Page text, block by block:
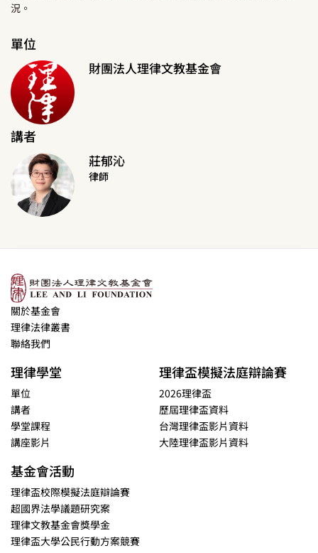
況。
單位
財團法人理律文教基金會
講者
莊郁沁
律師
關於基金會
理律法律叢書
聯絡我們
理律學堂
單位
講者
學堂課程
講座影片
理律盃模擬法庭辯論賽
2026理律盃
歷屆理律盃資料
台灣理律盃影片資料
大陸理律盃影片資料
基金會活動
理律盃校際模擬法庭辯論賽
超國界法學議題研究案
理律文教基金會獎學金
理律盃大學公民行動方案競賽